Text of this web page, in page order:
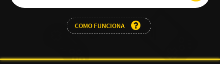
COMO FUNCIONA